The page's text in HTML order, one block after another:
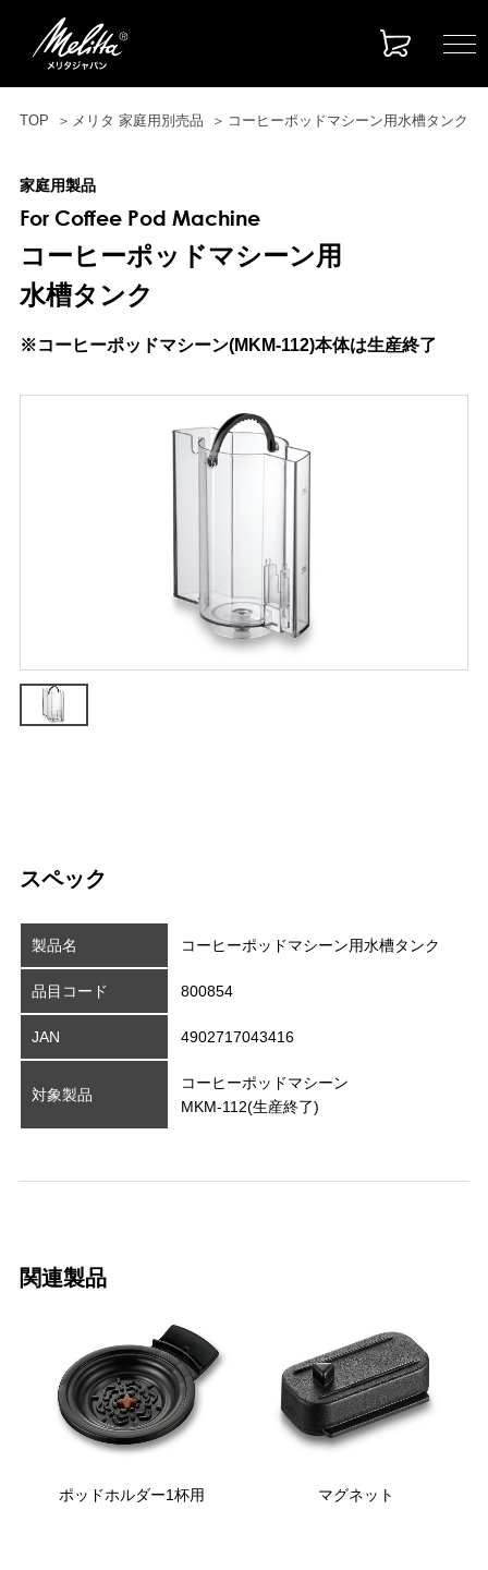
TOP メリタ 家庭用別売品 コーヒーポッドマシーン用水槽タンク
家庭用製品
For Coffee Pod Machine
コーヒーポッドマシーン用
水槽タンク
※コーヒーポッドマシーン(MKM-112)本体は生産終了
スペック
製品名 コーヒーポッドマシーン用水槽タンク
品目コード 800854
JAN 4902717043416
対象製品
コーヒーポッドマシーン
MKM-112(生産終了)
関連製品
ポッドホルダー1杯用 マグネット